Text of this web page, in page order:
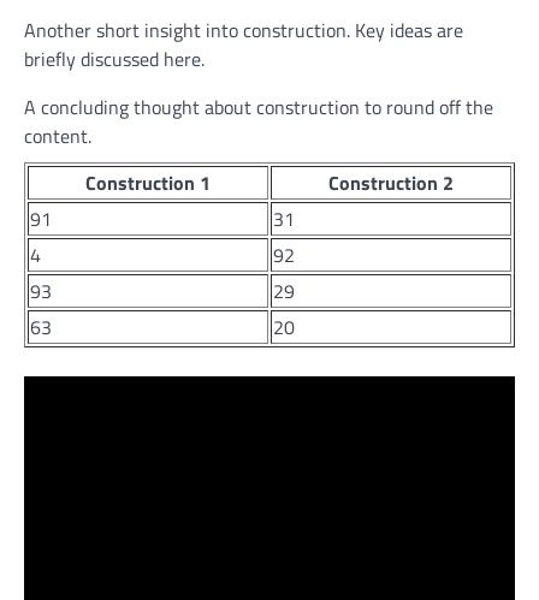
Another short insight into construction. Key ideas are
briefly discussed here.
A concluding thought about construction to round off the
content.
Construction 1
Construction 2
91
31
4
92
93
29
63
20